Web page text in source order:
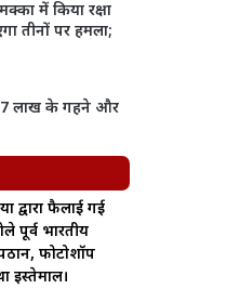
में किया रक्षा
तीनों पर हमला;
7 लाख के गहने और
द्वारा फैलाई गई
पूर्व भारतीय
फोटोशॉप
इस्तेमाल।